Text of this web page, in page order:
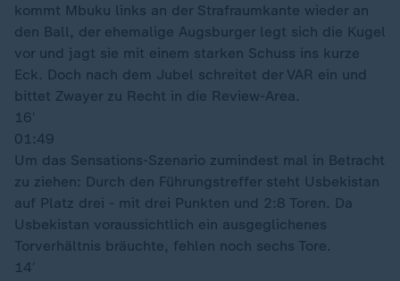
kommt Mbuku links an der Strafraumkante wieder an
den Ball, der ehemalige Augsburger legt sich die Kugel
vor und jagt sie mit einem starken Schuss ins kurze
Eck. Doch nach dem Jubel schreitet der VAR ein und
bittet Zwayer zu Recht in die Review-Area.
16′
01:49
Um das Sensations-Szenario zumindest mal in Betracht
zu ziehen: Durch den Führungstreffer steht Usbekistan
auf Platz drei - mit drei Punkten und 2:8 Toren. Da
Usbekistan voraussichtlich ein ausgeglichenes
Torverhältnis bräuchte, fehlen noch sechs Tore.
14′